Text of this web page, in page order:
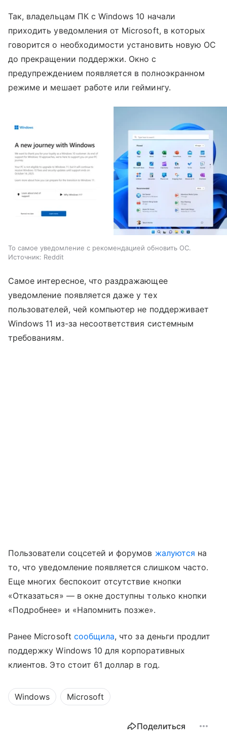
Так, владельцам ПК с Windows 10 начали
приходить уведомления от Microsoft, в которых
говорится о необходимости установить новую ОС
до прекращении поддержки. Окно с
предупреждением появляется в полноэкранном
режиме и мешает работе или геймингу.
То самое уведомление с рекомендацией обновить ОС.
Источник: Reddit
Самое интересное, что раздражающее
уведомление появляется даже у тех
пользователей, чей компьютер не поддерживает
Windows 11 из-за несоответствия системным
требованиям.
Пользователи соцсетей и форумов жалуются на
то, что уведомление появляется слишком часто.
Еще многих беспокоит отсутствие кнопки
«Отказаться» — в окне доступны только кнопки
«Подробнее» и «Напомнить позже».
Ранее Microsoft сообщила, что за деньги продлит
поддержку Windows 10 для корпоративных
клиентов. Это стоит 61 доллар в год.
Windows Microsoft
Поделиться